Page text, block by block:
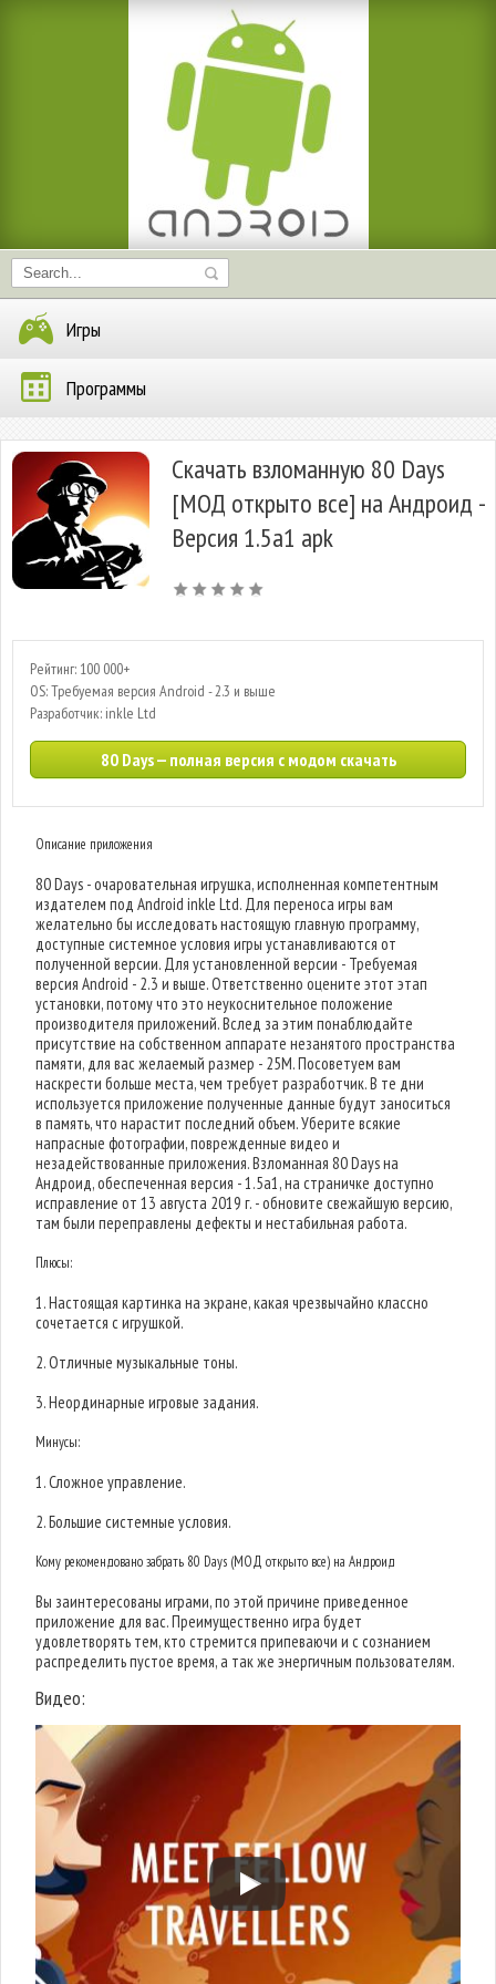
Игры
Программы
Скачать взломанную 80 Days
[МОД открыто все] на Андроид -
Версия 1.5a1 apk
Рейтинг: 100 000+
OS: Требуемая версия Android - 2.3 и выше
Разработчик: inkle Ltd
80 Days — полная версия с модом скачать
Описание приложения
80 Days - очаровательная игрушка, исполненная компетентным
издателем под Android inkle Ltd. Для переноса игры вам
желательно бы исследовать настоящую главную программу,
доступные системное условия игры устанавливаются от
полученной версии. Для установленной версии - Требуемая
версия Android - 2.3 и выше. Ответственно оцените этот этап
установки, потому что это неукоснительное положение
производителя приложений. Вслед за этим понаблюдайте
присутствие на собственном аппарате незанятого пространства
памяти, для вас желаемый размер - 25M. Посоветуем вам
наскрести больше места, чем требует разработчик. В те дни
используется приложение полученные данные будут заноситься
в память, что нарастит последний объем. Уберите всякие
напрасные фотографии, поврежденные видео и
незадействованные приложения. Взломанная 80 Days на
Андроид, обеспеченная версия - 1.5a1, на страничке доступно
исправление от 13 августа 2019 г. - обновите свежайшую версию,
там были переправлены дефекты и нестабильная работа.
Плюсы:
1. Настоящая картинка на экране, какая чрезвычайно классно
сочетается с игрушкой.
2. Отличные музыкальные тоны.
3. Неординарные игровые задания.
Минусы:
1. Сложное управление.
2. Большие системные условия.
Кому рекомендовано забрать 80 Days (МОД открыто все) на Андроид
Вы заинтересованы играми, по этой причине приведенное
приложение для вас. Преимущественно игра будет
удовлетворять тем, кто стремится припеваючи и с сознанием
распределить пустое время, а так же энергичным пользователям.
Видео: